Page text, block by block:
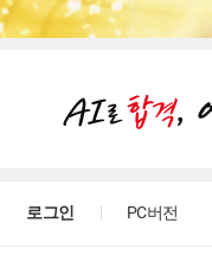
로그인 PC버전